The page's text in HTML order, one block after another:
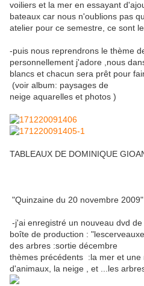
voiliers et la mer en essayant
bateaux car nous n'oublions pas
atelier pour ce semestre, ce sont
-puis nous reprendrons le thème
personnellement j'adore ,nous
blancs et chacun sera prêt pour
(voir album: paysages de
neige aquarelles et photos )
TABLEAUX DE DOMINIQUE
"Quinzaine du 20 novembre 2009"
-j'ai enregistré un nouveau dvd
boîte de production :
des arbres :sortie décembre
thèmes précédents :la mer et une
d'animaux, la neige , et ...les arbres